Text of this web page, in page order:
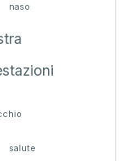
naso
salute